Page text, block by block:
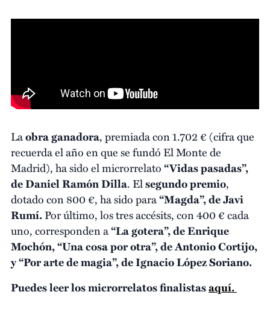
Laobra ganadora, premiada con 1.702 € (cifra que
recuerda el año en que se fundó El Monte de
Madrid), ha sido el microrrelato“Vidas pasadas”,
de Daniel Ramón Dilla. Elsegundo premio,
dotado con 800 €, ha sido para“Magda”, de Javi
Rumí.Por último, los tres accésits, con 400 € cada
uno, corresponden a“La gotera”, de Enrique
Mochón, “Una cosa por otra”, de Antonio Cortijo,
y “Por arte de magia”, de Ignacio López Soriano.
Puedes leer los microrrelatos finalistasaquí.